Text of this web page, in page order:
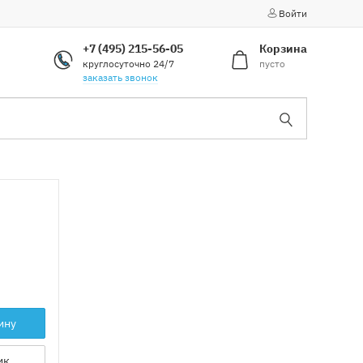
Войти
+7 (495) 215-56-05
круглосуточно 24/7
заказать звонок
Корзина
пусто